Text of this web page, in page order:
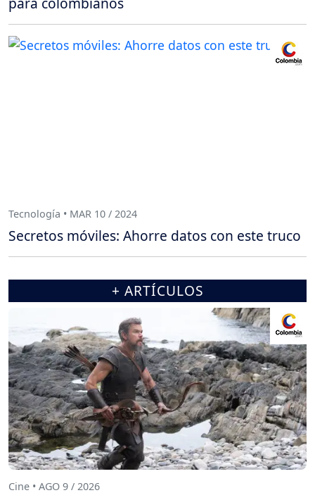
Tecnología • MAR 10 / 2024
Secretos móviles: Ahorre datos con este truco
+ ARTÍCULOS
Cine • AGO 9 / 2026